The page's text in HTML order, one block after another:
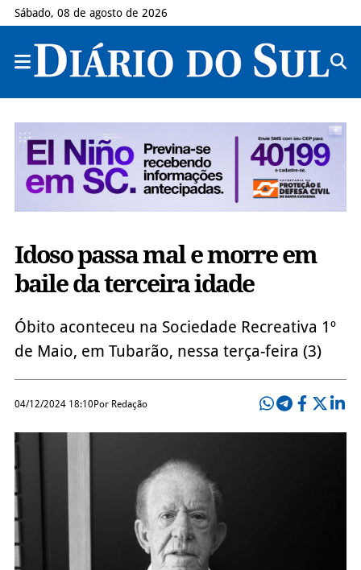
Sábado, 08 de agosto de 2026
Idoso passa mal e morre em
baile da terceira idade
Óbito aconteceu na Sociedade Recreativa 1º
de Maio, em Tubarão, nessa terça-feira (3)
04/12/2024 18:10Por Redação